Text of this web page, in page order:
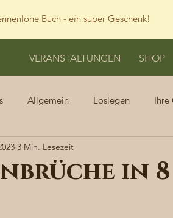
Buch - ein super Geschenk!
VERANSTALTUNGEN SHOP
Allgemein Loslegen Ihre
in
3 Min. Lesezeit